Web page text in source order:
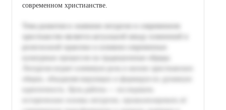
современном христианстве.